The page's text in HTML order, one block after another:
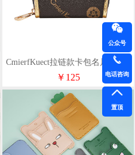
CmierfKuect拉链款卡包名片夹CK-
NS1639
￥125
公众号
电话咨询
置顶